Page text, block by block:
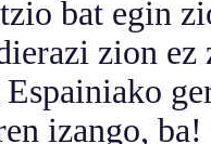
bat egin
zion
izango, ba!